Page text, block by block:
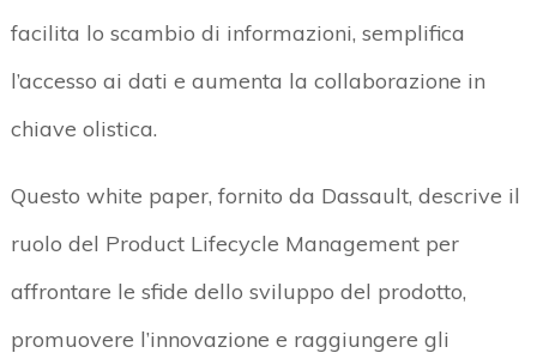
facilita lo scambio di informazioni, semplifica
l’accesso ai dati e aumenta la collaborazione in
chiave olistica.
Questo white paper, fornito da Dassault, descrive il
ruolo del Product Lifecycle Management per
affrontare le sfide dello sviluppo del prodotto,
promuovere l’innovazione e raggiungere gli